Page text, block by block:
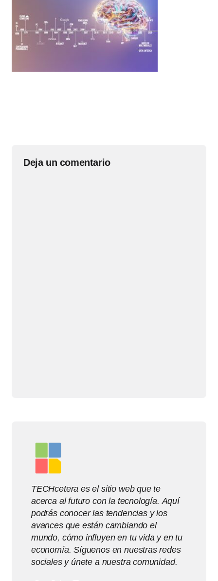
Deja un comentario
TECHcetera es el sitio web que te
acerca al futuro con la tecnología. Aquí
podrás conocer las tendencias y los
avances que están cambiando el
mundo, cómo influyen en tu vida y en tu
economía. Síguenos en nuestras redes
sociales y únete a nuestra comunidad.